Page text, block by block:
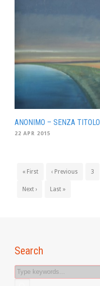
ANONIMO – SENZA TITOLO
22 APR 2015
« First ‹ Previous 3
Next › Last »
Search